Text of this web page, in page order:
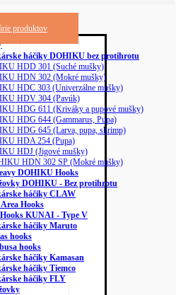
produktov
háčiky DOHIKU bez protihrotu
HDD 301 (Suché mušky)
HDN 302 (Mokré mušky)
HDC 303 (Univerzálne mušky)
HDV 304 (Pavúk)
HDG 611 (Kriváky a pupové mušky)
HDG 644 (Gammarus, Pupa)
HDG 645 (Larva, pupa, shrimp)
HDA 254 (Pupa)
HDJ (Jigové mušky)
HDN 302 SP (Mokré mušky)
DOHIKU Hooks
DOHIKU - Bez protihrotu
háčiky CLAW
Hooks
KUNAI - Type V
háčiky Maruto
hooks
hooks
háčiky Kamasan
háčiky Tiemco
háčiky FLY